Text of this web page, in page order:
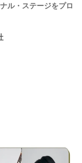
ル・ステージをプロ